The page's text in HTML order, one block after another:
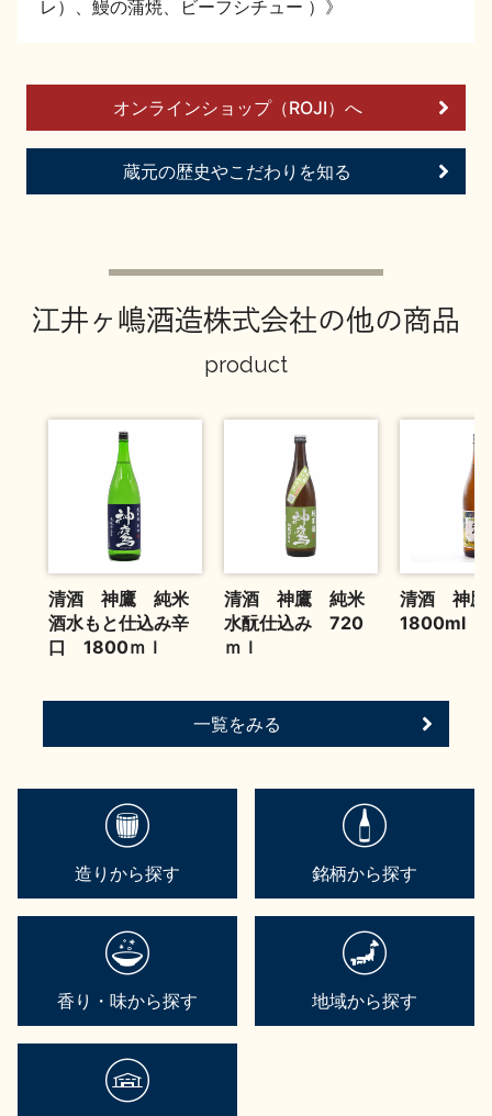
お問い合わせ
レ）、鰻の蒲焼、ビーフシチュー ）》
オンラインショップ（ROJI）へ
蔵元の歴史やこだわりを知る
江井ヶ嶋酒造株式会社の他の商品
product
清酒 神鷹 純米
酒水もと仕込み辛
口 1800ｍｌ
清酒 神鷹 純米
水酛仕込み 720
ｍｌ
清酒 神
1800ml
一覧をみる
造りから探す 銘柄から探す
香り・味から探す 地域から探す